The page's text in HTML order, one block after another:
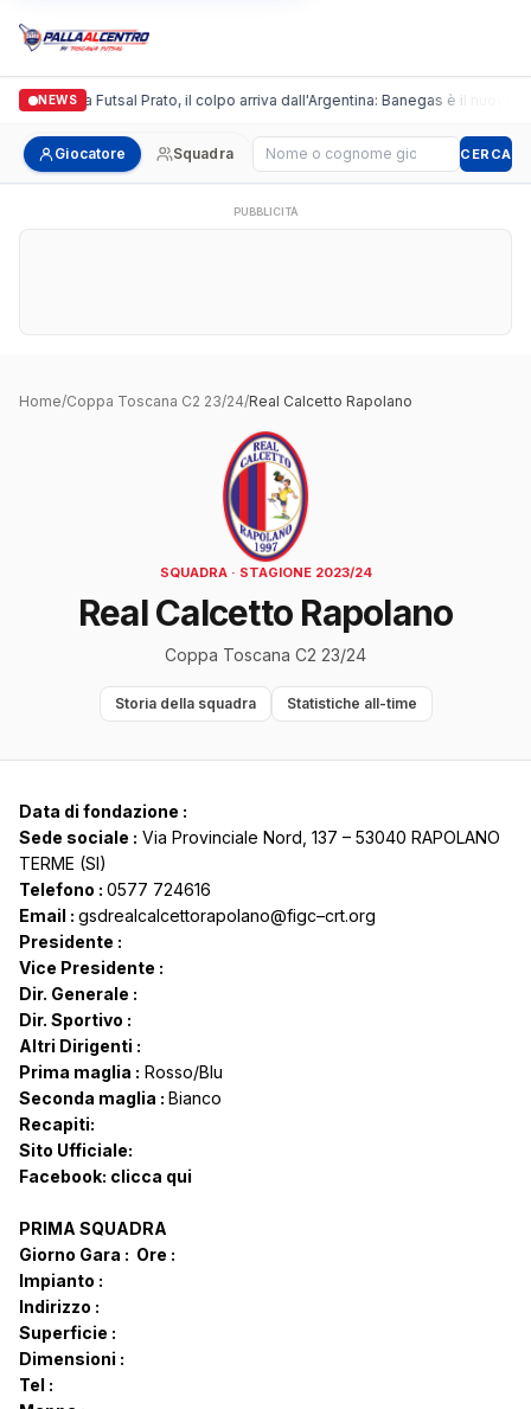
NEWS
Italgronda Futsal Prato, il colpo arriva dall'Argentina: Banegas è il nuovo
Giocatore Squadra Cerca giocatore CERCA
PUBBLICITÀ
Home/Coppa Toscana C2 23/24/Real Calcetto Rapolano
SQUADRA · STAGIONE 2023/24
Real Calcetto Rapolano
Coppa Toscana C2 23/24
Storia della squadra Statistiche all-time
Data di fondazione :
Sede sociale : Via Provinciale Nord, 137 – 53040 RAPOLANO
TERME (SI)
Telefono : 0577 724616
Email : gsdrealcalcettorapolano@figc–crt.org
Presidente :
Vice Presidente :
Dir. Generale :
Dir. Sportivo :
Altri Dirigenti :
Prima maglia : Rosso/Blu
Seconda maglia : Bianco
Recapiti:
Sito Ufficiale:
Facebook: clicca qui
PRIMA SQUADRA
Giorno Gara : Ore :
Impianto :
Indirizzo :
Superficie :
Dimensioni :
Tel :